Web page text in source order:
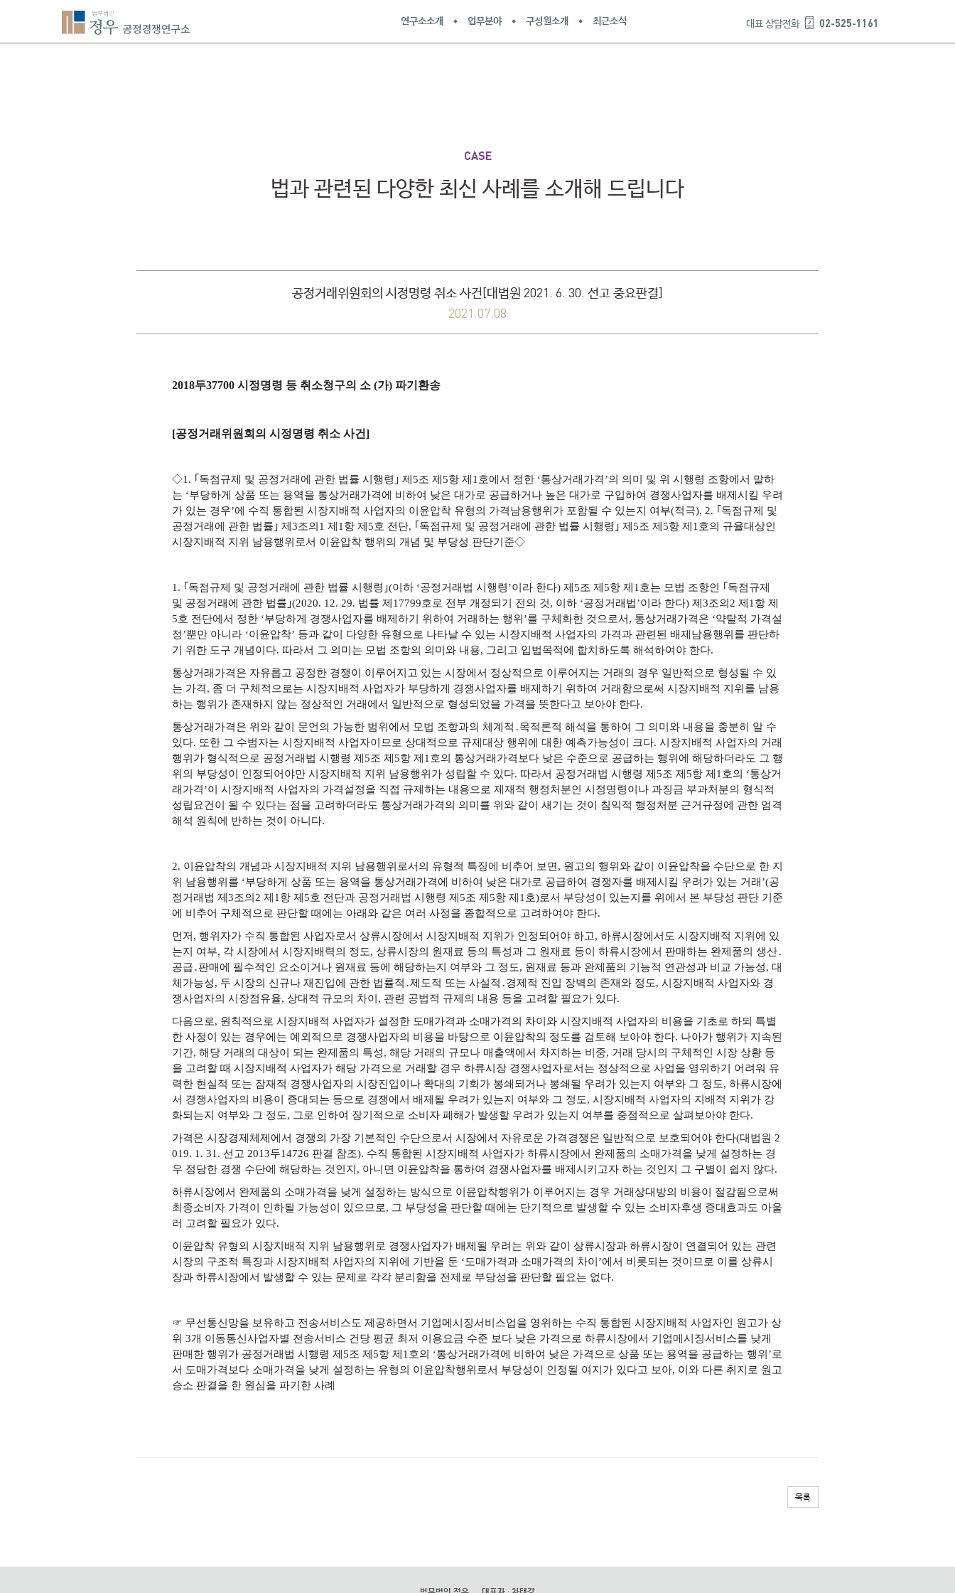
연구소소개 업무분야 구성원소개 최근소식 대표 상담전화 02-525-1161
CASE
법과 관련된 다양한 최신 사례를 소개해 드립니다
공정거래위원회의 시정명령 취소 사건[대법원 2021. 6. 30. 선고 중요판결]
2021.07.08
2018두37700 시정명령 등 취소청구의 소 (가) 파기환송
[공정거래위원회의 시정명령 취소 사건]
◇1. ｢독점규제 및 공정거래에 관한 법률 시행령｣ 제5조 제5항 제1호에서 정한 ‘통상거래가격’의 의미 및 위 시행령 조항에서 말하
는 ‘부당하게 상품 또는 용역을 통상거래가격에 비하여 낮은 대가로 공급하거나 높은 대가로 구입하여 경쟁사업자를 배제시킬 우려
가 있는 경우’에 수직 통합된 시장지배적 사업자의 이윤압착 유형의 가격남용행위가 포함될 수 있는지 여부(적극), 2. ｢독점규제 및
공정거래에 관한 법률｣ 제3조의1 제1항 제5호 전단, ｢독점규제 및 공정거래에 관한 법률 시행령｣ 제5조 제5항 제1호의 규율대상인
시장지배적 지위 남용행위로서 이윤압착 행위의 개념 및 부당성 판단기준◇
1. ｢독점규제 및 공정거래에 관한 법률 시행령｣(이하 ‘공정거래법 시행령’이라 한다) 제5조 제5항 제1호는 모법 조항인 ｢독점규제
및 공정거래에 관한 법률｣(2020. 12. 29. 법률 제17799호로 전부 개정되기 전의 것, 이하 ‘공정거래법’이라 한다) 제3조의2 제1항 제
5호 전단에서 정한 ‘부당하게 경쟁사업자를 배제하기 위하여 거래하는 행위’를 구체화한 것으로서, 통상거래가격은 ‘약탈적 가격설
정’뿐만 아니라 ‘이윤압착’ 등과 같이 다양한 유형으로 나타날 수 있는 시장지배적 사업자의 가격과 관련된 배제남용행위를 판단하
기 위한 도구 개념이다. 따라서 그 의미는 모법 조항의 의미와 내용, 그리고 입법목적에 합치하도록 해석하여야 한다.
통상거래가격은 자유롭고 공정한 경쟁이 이루어지고 있는 시장에서 정상적으로 이루어지는 거래의 경우 일반적으로 형성될 수 있
는 가격, 좀 더 구체적으로는 시장지배적 사업자가 부당하게 경쟁사업자를 배제하기 위하여 거래함으로써 시장지배적 지위를 남용
하는 행위가 존재하지 않는 정상적인 거래에서 일반적으로 형성되었을 가격을 뜻한다고 보아야 한다.
통상거래가격은 위와 같이 문언의 가능한 범위에서 모법 조항과의 체계적․목적론적 해석을 통하여 그 의미와 내용을 충분히 알 수
있다. 또한 그 수범자는 시장지배적 사업자이므로 상대적으로 규제대상 행위에 대한 예측가능성이 크다. 시장지배적 사업자의 거래
행위가 형식적으로 공정거래법 시행령 제5조 제5항 제1호의 통상거래가격보다 낮은 수준으로 공급하는 행위에 해당하더라도 그 행
위의 부당성이 인정되어야만 시장지배적 지위 남용행위가 성립할 수 있다. 따라서 공정거래법 시행령 제5조 제5항 제1호의 ‘통상거
래가격’이 시장지배적 사업자의 가격설정을 직접 규제하는 내용으로 제재적 행정처분인 시정명령이나 과징금 부과처분의 형식적
성립요건이 될 수 있다는 점을 고려하더라도 통상거래가격의 의미를 위와 같이 새기는 것이 침익적 행정처분 근거규정에 관한 엄격
해석 원칙에 반하는 것이 아니다.
2. 이윤압착의 개념과 시장지배적 지위 남용행위로서의 유형적 특징에 비추어 보면, 원고의 행위와 같이 이윤압착을 수단으로 한 지
위 남용행위를 ‘부당하게 상품 또는 용역을 통상거래가격에 비하여 낮은 대가로 공급하여 경쟁자를 배제시킬 우려가 있는 거래’(공
정거래법 제3조의2 제1항 제5호 전단과 공정거래법 시행령 제5조 제5항 제1호)로서 부당성이 있는지를 위에서 본 부당성 판단 기준
에 비추어 구체적으로 판단할 때에는 아래와 같은 여러 사정을 종합적으로 고려하여야 한다.
먼저, 행위자가 수직 통합된 사업자로서 상류시장에서 시장지배적 지위가 인정되어야 하고, 하류시장에서도 시장지배적 지위에 있
는지 여부, 각 시장에서 시장지배력의 정도, 상류시장의 원재료 등의 특성과 그 원재료 등이 하류시장에서 판매하는 완제품의 생산․
공급․판매에 필수적인 요소이거나 원재료 등에 해당하는지 여부와 그 정도, 원재료 등과 완제품의 기능적 연관성과 비교 가능성, 대
체가능성, 두 시장의 신규나 재진입에 관한 법률적․제도적 또는 사실적․경제적 진입 장벽의 존재와 정도, 시장지배적 사업자와 경
쟁사업자의 시장점유율, 상대적 규모의 차이, 관련 공법적 규제의 내용 등을 고려할 필요가 있다.
다음으로, 원칙적으로 시장지배적 사업자가 설정한 도매가격과 소매가격의 차이와 시장지배적 사업자의 비용을 기초로 하되 특별
한 사정이 있는 경우에는 예외적으로 경쟁사업자의 비용을 바탕으로 이윤압착의 정도를 검토해 보아야 한다. 나아가 행위가 지속된
기간, 해당 거래의 대상이 되는 완제품의 특성, 해당 거래의 규모나 매출액에서 차지하는 비중, 거래 당시의 구체적인 시장 상황 등
을 고려할 때 시장지배적 사업자가 해당 가격으로 거래할 경우 하류시장 경쟁사업자로서는 정상적으로 사업을 영위하기 어려워 유
력한 현실적 또는 잠재적 경쟁사업자의 시장진입이나 확대의 기회가 봉쇄되거나 봉쇄될 우려가 있는지 여부와 그 정도, 하류시장에
서 경쟁사업자의 비용이 증대되는 등으로 경쟁에서 배제될 우려가 있는지 여부와 그 정도, 시장지배적 사업자의 지배적 지위가 강
화되는지 여부와 그 정도, 그로 인하여 장기적으로 소비자 폐해가 발생할 우려가 있는지 여부를 중점적으로 살펴보아야 한다.
가격은 시장경제체제에서 경쟁의 가장 기본적인 수단으로서 시장에서 자유로운 가격경쟁은 일반적으로 보호되어야 한다(대법원 2
019. 1. 31. 선고 2013두14726 판결 참조). 수직 통합된 시장지배적 사업자가 하류시장에서 완제품의 소매가격을 낮게 설정하는 경
우 정당한 경쟁 수단에 해당하는 것인지, 아니면 이윤압착을 통하여 경쟁사업자를 배제시키고자 하는 것인지 그 구별이 쉽지 않다.
하류시장에서 완제품의 소매가격을 낮게 설정하는 방식으로 이윤압착행위가 이루어지는 경우 거래상대방의 비용이 절감됨으로써
최종소비자 가격이 인하될 가능성이 있으므로, 그 부당성을 판단할 때에는 단기적으로 발생할 수 있는 소비자후생 증대효과도 아울
러 고려할 필요가 있다.
이윤압착 유형의 시장지배적 지위 남용행위로 경쟁사업자가 배제될 우려는 위와 같이 상류시장과 하류시장이 연결되어 있는 관련
시장의 구조적 특징과 시장지배적 사업자의 지위에 기반을 둔 ‘도매가격과 소매가격의 차이’에서 비롯되는 것이므로 이를 상류시
장과 하류시장에서 발생할 수 있는 문제로 각각 분리함을 전제로 부당성을 판단할 필요는 없다.
☞ 무선통신망을 보유하고 전송서비스도 제공하면서 기업메시징서비스업을 영위하는 수직 통합된 시장지배적 사업자인 원고가 상
위 3개 이동통신사업자별 전송서비스 건당 평균 최저 이용요금 수준 보다 낮은 가격으로 하류시장에서 기업메시징서비스를 낮게
판매한 행위가 공정거래법 시행령 제5조 제5항 제1호의 ‘통상거래가격에 비하여 낮은 가격으로 상품 또는 용역을 공급하는 행위’로
서 도매가격보다 소매가격을 낮게 설정하는 유형의 이윤압착행위로서 부당성이 인정될 여지가 있다고 보아, 이와 다른 취지로 원고
승소 판결을 한 원심을 파기한 사례
목록